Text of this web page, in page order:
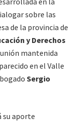
sobre las
de la provincia de
y Derechos
mantenida
en el Valle
Sergio
su aporte